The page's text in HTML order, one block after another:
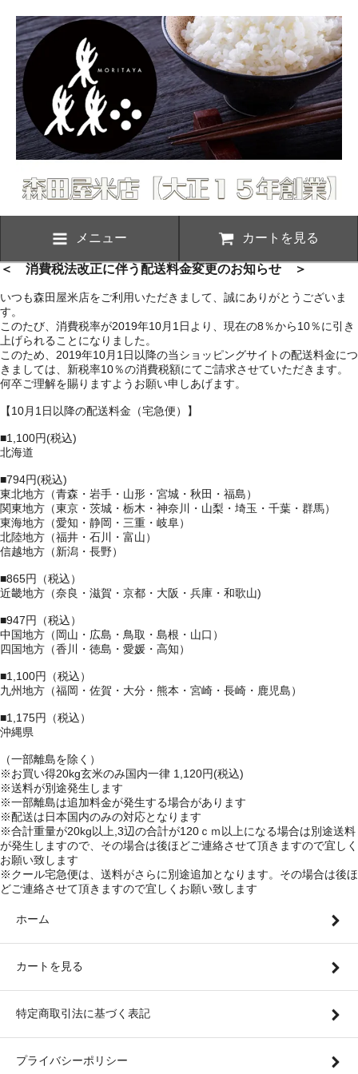
メニュー カートを見る
＜ 消費税法改正に伴う配送料金変更のお知らせ ＞
いつも森田屋米店をご利用いただきまして、誠にありがとうございま
す。
このたび、消費税率が2019年10月1日より、現在の8％から10％に引き
上げられることになりました。
このため、2019年10月1日以降の当ショッピングサイトの配送料金につ
きましては、新税率10％の消費税額にてご請求させていただきます。
何卒ご理解を賜りますようお願い申しあげます。
【10月1日以降の配送料金（宅急便）】
■1,100円(税込)
北海道
■794円(税込)
東北地方（青森・岩手・山形・宮城・秋田・福島）
関東地方（東京・茨城・栃木・神奈川・山梨・埼玉・千葉・群馬）
東海地方（愛知・静岡・三重・岐阜）
北陸地方（福井・石川・富山）
信越地方（新潟・長野）
■865円（税込）
近畿地方（奈良・滋賀・京都・大阪・兵庫・和歌山)
■947円（税込）
中国地方（岡山・広島・鳥取・島根・山口）
四国地方（香川・徳島・愛媛・高知）
■1,100円（税込）
九州地方（福岡・佐賀・大分・熊本・宮崎・長崎・鹿児島）
■1,175円（税込）
沖縄県
（一部離島を除く）
※お買い得20kg玄米のみ国内一律 1,120円(税込)
※送料が別途発生します
※一部離島は追加料金が発生する場合があります
※配送は日本国内のみの対応となります
※合計重量が20kg以上,3辺の合計が120ｃｍ以上になる場合は別途送料
が発生しますので、その場合は後ほどご連絡させて頂きますので宜しく
お願い致します
※クール宅急便は、送料がさらに別途追加となります。その場合は後ほ
どご連絡させて頂きますので宜しくお願い致します
ホーム
カートを見る
特定商取引法に基づく表記
プライバシーポリシー